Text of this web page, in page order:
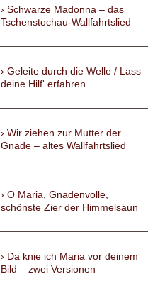
Schwarze Madonna – das
Tschenstochau-Wallfahrtslied
Geleite durch die Welle / Lass
deine Hilf' erfahren
Wir ziehen zur Mutter der
Gnade – altes Wallfahrtslied
O Maria, Gnadenvolle,
schönste Zier der Himmelsaun
Da knie ich Maria vor deinem
Bild – zwei Versionen